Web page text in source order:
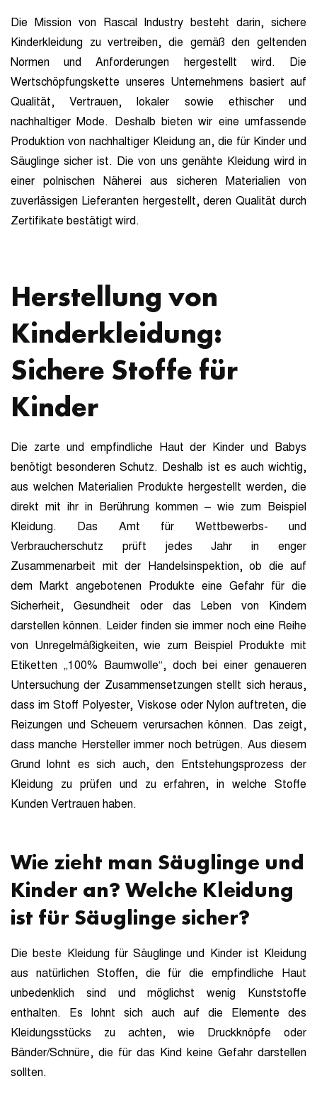
Die Mission von Rascal Industry besteht darin, sichere
Kinderkleidung zu vertreiben, die gemäß den geltenden
Normen und Anforderungen hergestellt wird. Die
Wertschöpfungskette unseres Unternehmens basiert auf
Qualität, Vertrauen, lokaler sowie ethischer und
nachhaltiger Mode. Deshalb bieten wir eine umfassende
Produktion von nachhaltiger Kleidung an, die für Kinder und
Säuglinge sicher ist. Die von uns genähte Kleidung wird in
einer polnischen Näherei aus sicheren Materialien von
zuverlässigen Lieferanten hergestellt, deren Qualität durch
Zertifikate bestätigt wird.
Herstellung von
Kinderkleidung:
Sichere Stoffe für
Kinder
Die zarte und empfindliche Haut der Kinder und Babys
benötigt besonderen Schutz. Deshalb ist es auch wichtig,
aus welchen Materialien Produkte hergestellt werden, die
direkt mit ihr in Berührung kommen – wie zum Beispiel
Kleidung. Das Amt für Wettbewerbs- und
Verbraucherschutz prüft jedes Jahr in enger
Zusammenarbeit mit der Handelsinspektion, ob die auf
dem Markt angebotenen Produkte eine Gefahr für die
Sicherheit, Gesundheit oder das Leben von Kindern
darstellen können. Leider finden sie immer noch eine Reihe
von Unregelmäßigkeiten, wie zum Beispiel Produkte mit
Etiketten „100% Baumwolle“, doch bei einer genaueren
Untersuchung der Zusammensetzungen stellt sich heraus,
dass im Stoff Polyester, Viskose oder Nylon auftreten, die
Reizungen und Scheuern verursachen können. Das zeigt,
dass manche Hersteller immer noch betrügen. Aus diesem
Grund lohnt es sich auch, den Entstehungsprozess der
Kleidung zu prüfen und zu erfahren, in welche Stoffe
Kunden Vertrauen haben.
Wie zieht man Säuglinge und
Kinder an? Welche Kleidung
ist für Säuglinge sicher?
Die beste Kleidung für Säuglinge und Kinder ist Kleidung
aus natürlichen Stoffen, die für die empfindliche Haut
unbedenklich sind und möglichst wenig Kunststoffe
enthalten. Es lohnt sich auch auf die Elemente des
Kleidungsstücks zu achten, wie Druckknöpfe oder
Bänder/Schnüre, die für das Kind keine Gefahr darstellen
sollten.